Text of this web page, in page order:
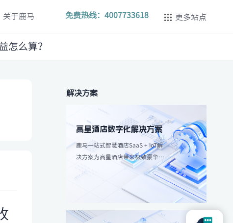
关于鹿马 免费热线：4007733618 更多站点
怎么算？
解决方案
高星酒店数字化解决方案
鹿马一站式智慧酒店SaaS + IoT解
决方案为高星酒店带来极致豪华体
验，强调个性化服务和高效服务流